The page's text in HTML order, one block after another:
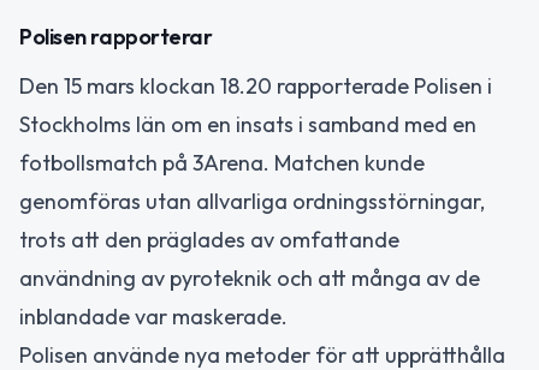
Polisen rapporterar
Den 15 mars klockan 18.20 rapporterade Polisen i
Stockholms län om en insats i samband med en
fotbollsmatch på 3Arena. Matchen kunde
genomföras utan allvarliga ordningsstörningar,
trots att den präglades av omfattande
användning av pyroteknik och att många av de
inblandade var maskerade.
Polisen använde nya metoder för att upprätthålla